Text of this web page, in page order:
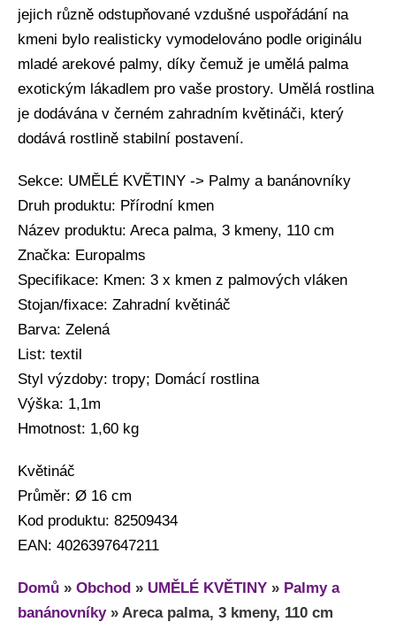
jejich různě odstupňované vzdušné uspořádání na
kmeni bylo realisticky vymodelováno podle originálu
mladé arekové palmy, díky čemuž je umělá palma
exotickým lákadlem pro vaše prostory. Umělá rostlina
je dodávána v černém zahradním květináči, který
dodává rostlině stabilní postavení.
Sekce: UMĚLÉ KVĚTINY -> Palmy a banánovníky
Druh produktu: Přírodní kmen
Název produktu: Areca palma, 3 kmeny, 110 cm
Značka: Europalms
Specifikace: Kmen: 3 x kmen z palmových vláken
Stojan/fixace: Zahradní květináč
Barva: Zelená
List: textil
Styl výzdoby: tropy; Domácí rostlina
Výška: 1,1m
Hmotnost: 1,60 kg
Květináč
Průměr: Ø 16 cm
Kod produktu: 82509434
EAN: 4026397647211
Domů » Obchod » UMĚLÉ KVĚTINY » Palmy a
banánovníky» Areca palma, 3 kmeny, 110 cm